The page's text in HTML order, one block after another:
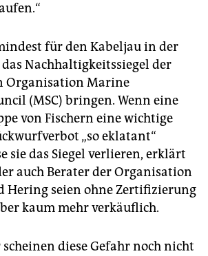
für den Kabeljau in der
Nachhaltigkeitssiegel der
Organisation Marine
(MSC) bringen. Wenn eine
von Fischern eine wichtige
„so eklatant“
sie das Siegel verlieren, erklärt
auch Berater der Organisation
Hering seien ohne Zertifizierung
kaum mehr verkäuflich.
scheinen diese Gefahr noch nicht